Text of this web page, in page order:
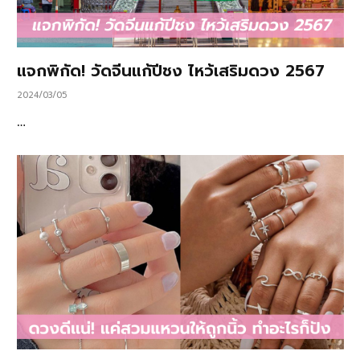
แจกพิกัด! วัดจีนแก้ปีชง ไหว้เสริมดวง 2567
2024/03/05
…